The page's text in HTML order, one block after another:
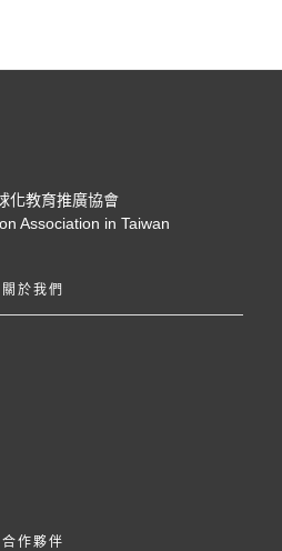
化教育推廣協會
Association in Taiwan
關於我們
合作夥伴